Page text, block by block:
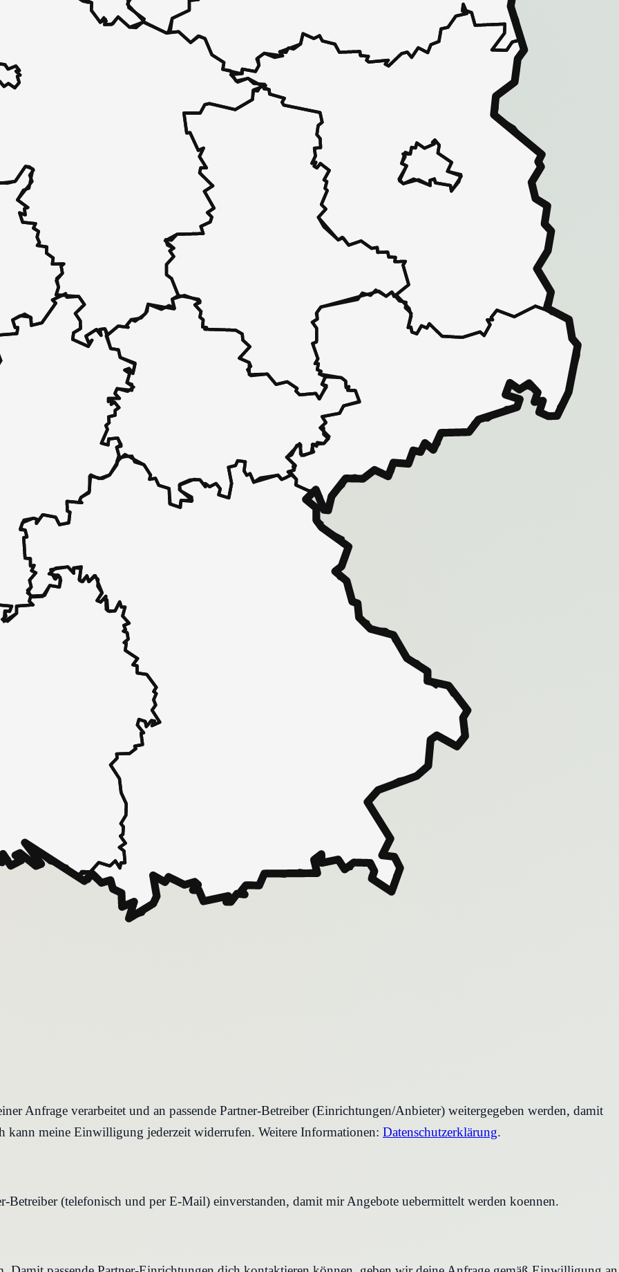
in 30 Sekunden zu einem Pflegeplatz
bei Ihnen.
Anfrage verarbeitet und an passende Partner-Betreiber (Einrichtungen/Anbieter) weitergegeben werden, damit
kann meine Einwilligung jederzeit widerrufen. Weitere Informationen: Datenschutzerklärung.
Betreiber (telefonisch und per E-Mail) einverstanden, damit mir Angebote uebermittelt werden koennen.